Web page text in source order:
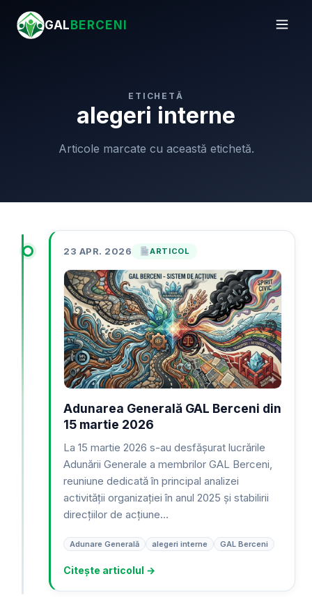
GALBERCENI
ETICHETĂ
alegeri interne
Articole marcate cu această etichetă.
23 APR. 2026 ARTICOL
Adunarea Generală GAL Berceni din
15 martie 2026
La 15 martie 2026 s-au desfășurat lucrările
Adunării Generale a membrilor GAL Berceni,
reuniune dedicată în principal analizei
activității organizației în anul 2025 și stabilirii
direcțiilor de acțiune…
Adunare Generală alegeri interne GAL Berceni
Citește articolul →